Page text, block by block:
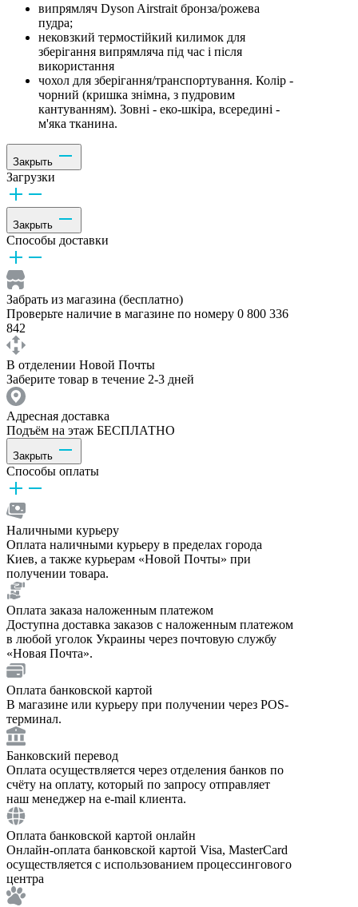
випрямляч Dyson Airstrait бронза/рожева
пудра;
нековзкий термостійкий килимок для
зберігання випрямляча під час і після
використання
чохол для зберігання/транспортування. Колір -
чорний (кришка знімна, з пудровим
кантуванням). Зовні - еко-шкіра, всередині -
м'яка тканина.
Закрыть
Загрузки
Закрыть
Способы доставки
Забрать из магазина (бесплатно)
Проверьте наличие в магазине по номеру 0 800 336
842
В отделении Новой Почты
Заберите товар в течение 2-3 дней
Адресная доставка
Подъём на этаж БЕСПЛАТНО
Закрыть
Способы оплаты
Наличными курьеру
Оплата наличными курьеру в пределах города
Киев, а также курьерам «Новой Почты» при
получении товара.
Оплата заказа наложенным платежом
Доступна доставка заказов с наложенным платежом
в любой уголок Украины через почтовую службу
«Новая Почта».
Оплата банковской картой
В магазине или курьеру при получении через POS-
терминал.
Банковский перевод
Оплата осуществляется через отделения банков по
счёту на оплату, который по запросу отправляет
наш менеджер на e-mail клиента.
Оплата банковской картой онлайн
Онлайн-оплата банковской картой Visa, MasterCard
осуществляется с использованием процессингового
центра